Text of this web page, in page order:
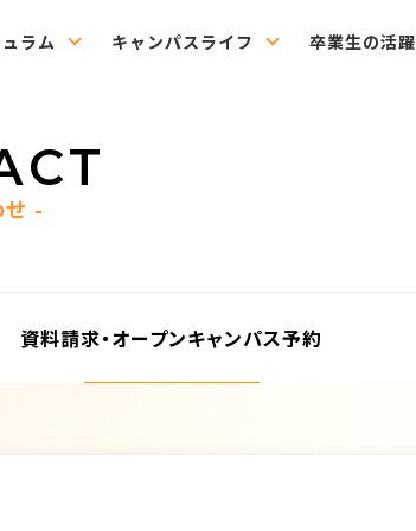
ラム キャンパスライフ 卒業生の活躍
資料請求・オープンキャンパス予約